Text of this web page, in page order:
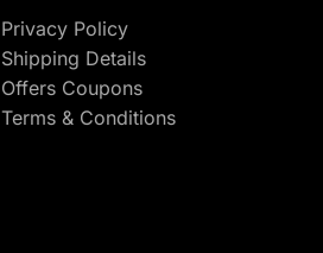
Privacy Policy
Shipping Details
Offers Coupons
Terms & Conditions